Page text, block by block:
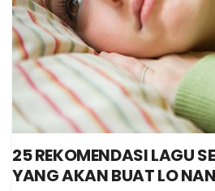
25 REKOMENDASI LAGU
YANG AKAN BUAT LO